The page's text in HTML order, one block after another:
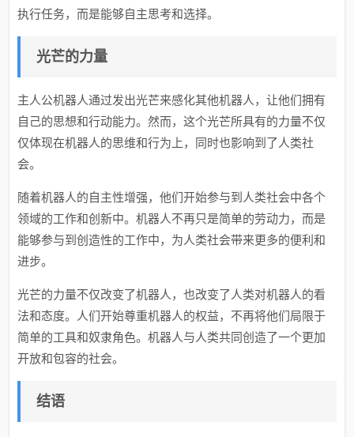
执行任务，而是能够自主思考和选择。
光芒的力量
主人公机器人通过发出光芒来感化其他机器人，让他们拥有
自己的思想和行动能力。然而，这个光芒所具有的力量不仅
仅体现在机器人的思维和行为上，同时也影响到了人类社
会。
随着机器人的自主性增强，他们开始参与到人类社会中各个
领域的工作和创新中。机器人不再只是简单的劳动力，而是
能够参与到创造性的工作中，为人类社会带来更多的便利和
进步。
光芒的力量不仅改变了机器人，也改变了人类对机器人的看
法和态度。人们开始尊重机器人的权益，不再将他们局限于
简单的工具和奴隶角色。机器人与人类共同创造了一个更加
开放和包容的社会。
结语